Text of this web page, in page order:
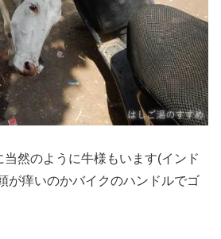
然のように牛様もいます(インド
が痒いのかバイクのハンドルでゴ